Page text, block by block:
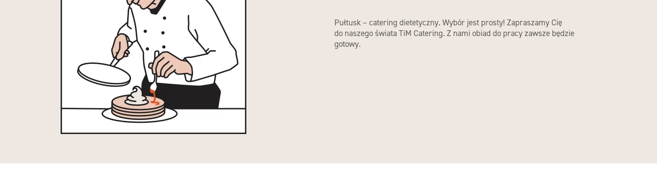
Pułtusk – catering dietetyczny. Wybór jest prosty! Zapraszamy Cię
do naszego świata TiM Catering. Z nami obiad do pracy zawsze będzie
gotowy.